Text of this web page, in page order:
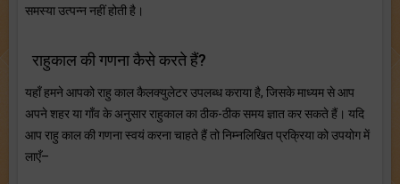
समस्या उत्पन्न नहीं होती है।
राहुकाल की गणना कैसे करते हैं?
यहाँ हमने आपको राहु काल कैलक्युलेटर उपलब्ध कराया है, जिसके माध्यम से आप
अपने शहर या गाँव के अनुसार राहुकाल का ठीक-ठीक समय ज्ञात कर सकते हैं। यदि
आप राहु काल की गणना स्वयं करना चाहते हैं तो निम्नलिखित प्रक्रिया को उपयोग में
लाएँ–